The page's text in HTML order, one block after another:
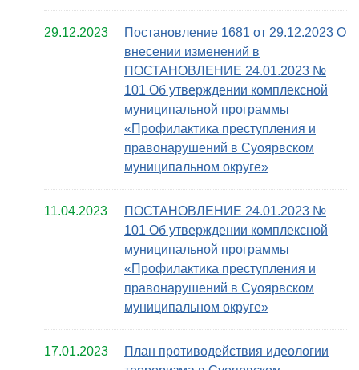
29.12.2023
Постановление 1681 от 29.12.2023 О
внесении изменений в
ПОСТАНОВЛЕНИЕ 24.01.2023 №
101 Об утверждении комплексной
муниципальной программы
«Профилактика преступления и
правонарушений в Суоярвском
муниципальном округе»
11.04.2023
ПОСТАНОВЛЕНИЕ 24.01.2023 №
101 Об утверждении комплексной
муниципальной программы
«Профилактика преступления и
правонарушений в Суоярвском
муниципальном округе»
17.01.2023
План противодействия идеологии